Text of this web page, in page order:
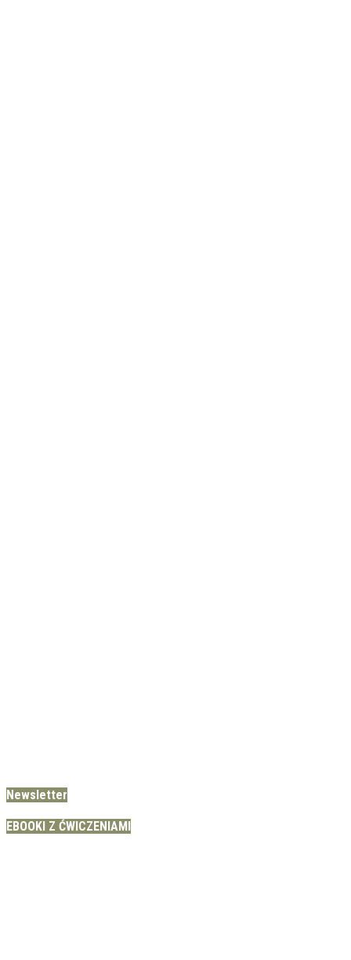
Newsletter
EBOOKI Z ĆWICZENIAMI